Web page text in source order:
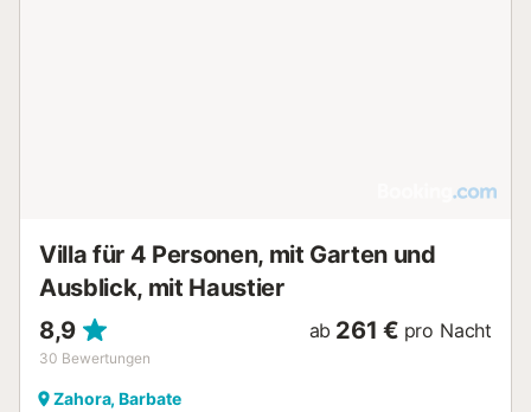
Villa für 4 Personen, mit Garten und
Ausblick, mit Haustier
8,9
30 Bewertungen
ab 261 € pro Nacht
Zahora, Barbate